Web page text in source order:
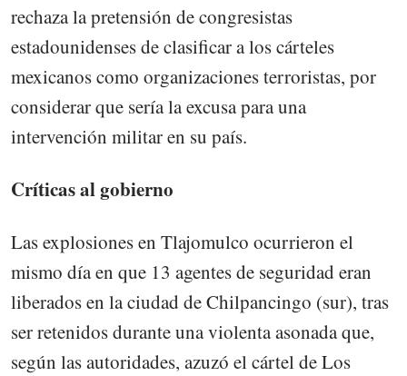
rechaza la pretensión de congresistas
estadounidenses de clasificar a los cárteles
mexicanos como organizaciones terroristas, por
considerar que sería la excusa para una
intervención militar en su país.
Críticas al gobierno
Las explosiones en Tlajomulco ocurrieron el
mismo día en que 13 agentes de seguridad eran
liberados en la ciudad de Chilpancingo (sur), tras
ser retenidos durante una violenta asonada que,
según las autoridades, azuzó el cártel de Los